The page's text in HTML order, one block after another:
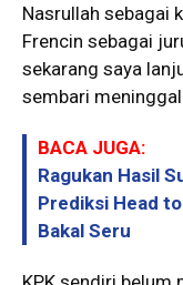
Nasrullah sebagai
Frencin sebagai
sekarang saya
sembari
BACA JUGA:
Ragukan Hasil
Prediksi Head
Bakal Seru